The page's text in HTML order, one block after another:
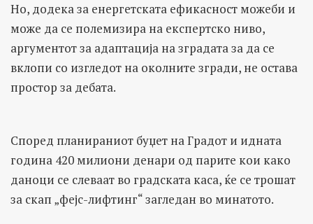
Но, додека за енергетската ефикасност можеби и
може да се полемизира на експертско ниво,
аргументот за адаптација на зградата за да се
вклопи со изгледот на околните згради, не остава
простор за дебата.
Според планираниот буџет на Градот и идната
година 420 милиони денари од парите кои како
даноци се слеваат во градската каса, ќе се трошат
за скап „фејс-лифтинг“ загледан во минатото.